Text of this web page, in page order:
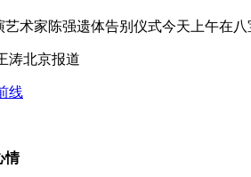
将金额当密码误充68万
从四楼扔下两男孩
家陈强遗体告别仪式今天上午在八
北京报道
线
情